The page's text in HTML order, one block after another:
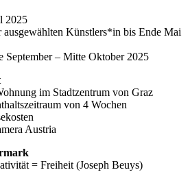
2025
Künstlers*in bis Ende Mai
September – Mitte Oktober 2025
im Stadtzentrum von Graz
von 4 Wochen
Austria
= Freiheit (Joseph Beuys)